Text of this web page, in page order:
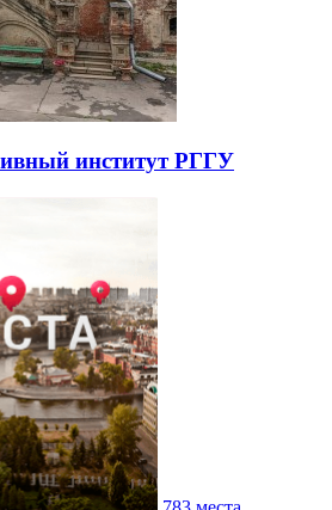
институт РГГУ